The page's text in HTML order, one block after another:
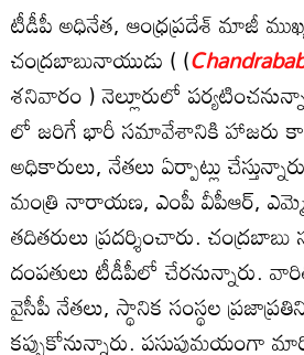
టీడీపీ అధినేత, ఆంధ్రప్రదేశ్ మాజీ
చంద్రబాబునాయుడు ( (
శనివారం ) నెల్లూరులో
లో జరిగే భారీ సమావేశానికి హాజరు
అధికారులు, నేతలు ఏర్పాట్లు
మంత్రి నారాయణ, ఎంపీ వీపీఆర్,
తదితరులు ప్రదర్శించారు.
దంపతులు టీడీపీలో చేరనున్నారు.
వైసీపీ నేతలు, స్థానిక సంస్థల
కప్పుకోనున్నారు. పసుపుమయంగా